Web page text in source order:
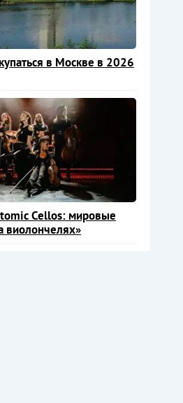
в Москве в 2026
Cellos: мировые
виолончелях»